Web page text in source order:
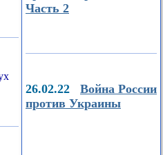
Часть 2
26.02.22 Война России
против Украины